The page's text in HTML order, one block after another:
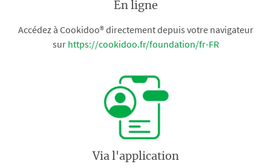
En ligne
Accédez à Cookidoo® directement depuis votre navigateur
sur https://cookidoo.fr/foundation/fr-FR
Via l'application